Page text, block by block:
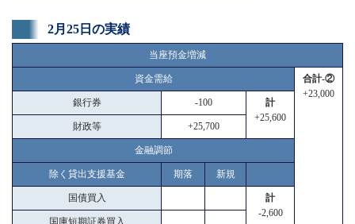
2月25日の実績
当座預金増減
資金需給
合計-②
+23,000
銀行券 -100
計
+25,600
財政等 +25,700
金融調節
除く貸出支援基金 期落 新規
国債買入
計
-2,600
国庫短期証券買入